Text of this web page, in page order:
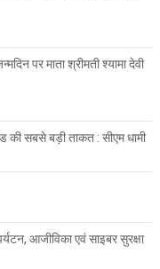
पर माता श्रीमती श्यामा देवी
की सबसे बड़ी ताकत : सीएम धामी
आजीविका एवं साइबर सुरक्षा